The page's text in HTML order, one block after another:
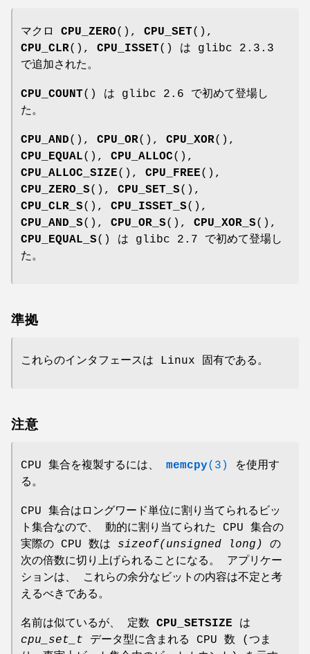
マクロ CPU_ZERO(), CPU_SET(),
CPU_CLR(), CPU_ISSET() は glibc 2.3.3
で追加された。
CPU_COUNT() は glibc 2.6 で初めて登場し
た。
CPU_AND(), CPU_OR(), CPU_XOR(),
CPU_EQUAL(), CPU_ALLOC(),
CPU_ALLOC_SIZE(), CPU_FREE(),
CPU_ZERO_S(), CPU_SET_S(),
CPU_CLR_S(), CPU_ISSET_S(),
CPU_AND_S(), CPU_OR_S(), CPU_XOR_S(),
CPU_EQUAL_S() は glibc 2.7 で初めて登場し
た。
準拠
これらのインタフェースは Linux 固有である。
注意
CPU 集合を複製するには、 memcpy(3)
を使用す
る。
CPU 集合はロングワード単位に割り当てられるビッ
ト集合なので、 動的に割り当てられた CPU 集合の
実際の CPU 数は sizeof(unsigned long)
の
次の倍数に切り上げられることになる。 アプリケー
ションは、 これらの余分なビットの内容は不定と考
えるべきである。
名前は似ているが、 定数 CPU_SETSIZE は
cpu_set_t データ型に含まれる CPU 数 (つま